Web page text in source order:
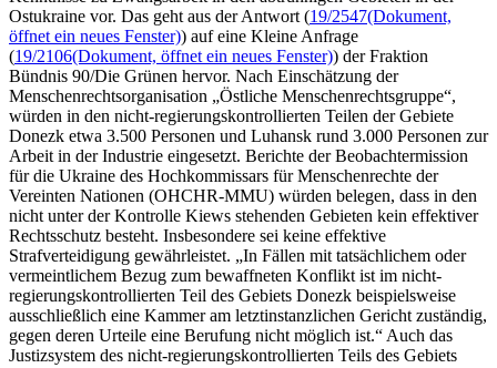
Ostukraine vor. Das geht aus der Antwort (19/2547(Dokument,
öffnet ein neues Fenster)) auf eine Kleine Anfrage
(19/2106(Dokument, öffnet ein neues Fenster)) der Fraktion
Bündnis 90/Die Grünen hervor. Nach Einschätzung der
Menschenrechtsorganisation „Östliche Menschenrechtsgruppe“,
würden in den nicht-regierungskontrollierten Teilen der Gebiete
Donezk etwa 3.500 Personen und Luhansk rund 3.000 Personen zur
Arbeit in der Industrie eingesetzt. Berichte der Beobachtermission
für die Ukraine des Hochkommissars für Menschenrechte der
Vereinten Nationen (OHCHR-MMU) würden belegen, dass in den
nicht unter der Kontrolle Kiews stehenden Gebieten kein effektiver
Rechtsschutz besteht. Insbesondere sei keine effektive
Strafverteidigung gewährleistet. „In Fällen mit tatsächlichem oder
vermeintlichem Bezug zum bewaffneten Konflikt ist im nicht-
regierungskontrollierten Teil des Gebiets Donezk beispielsweise
ausschließlich eine Kammer am letztinstanzlichen Gericht zuständig,
gegen deren Urteile eine Berufung nicht möglich ist.“ Auch das
Justizsystem des nicht-regierungskontrollierten Teils des Gebiets